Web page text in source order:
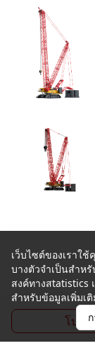
เปรียบเทียบ
เปรียบเทียบ
โบรชั
เว็บไซต์ของเราใ
บางตัวจำเป็นสำห
สงค์ทางสtatistics
สำหรับข้อมูลเพิ่มเ